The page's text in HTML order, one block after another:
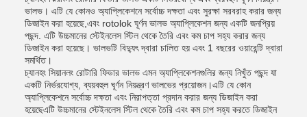
ভালভ। এটি যে কোনও অ্যাপ্লিকেশনে সর্বোচ্চ দক্ষতা এবং সুরক্ষা সরবরাহ করার জন্য
ডিজাইন করা হয়েছে,এবং rotolok ঘূর্ণন ভালভ অ্যাপ্লিকেশন জন্য একটি জনপ্রিয়
পছন্দ. এটি উচ্চমানের স্টেইনলেস স্টিল থেকে তৈরি এবং কম চাপ সহ্য করার জন্য
ডিজাইন করা হয়েছে। ভালভটি বিদ্যুৎ দ্বারা চালিত হয় এবং 1 বছরের ওয়ারেন্টি দ্বারা
সমর্থিত।
চ্যানহং সিয়ানলং রোটারি ফিডার ভালভ এমন অ্যাপ্লিকেশনগুলির জন্য নিখুঁত পছন্দ যা
একটি নির্ভরযোগ্য, ব্যয়বহুল ঘূর্ণন নিয়ন্ত্রণ ভালভের প্রয়োজন।এটি যে কোন
অ্যাপ্লিকেশনে সর্বোচ্চ দক্ষতা এবং নিরাপত্তা প্রদান করার জন্য ডিজাইন করা
হয়েছেএটি উচ্চমানের স্টেইনলেস স্টিল থেকে তৈরি এবং কম চাপ সহ্য করতে ডিজাইন